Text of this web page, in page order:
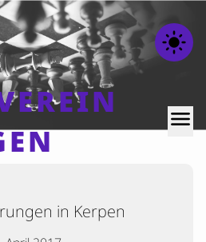
light_mode
menu
in Kerpen